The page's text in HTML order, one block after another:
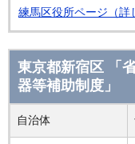
練馬区役所ページ（詳
東京都新宿区 「
器等補助制度」
自治体